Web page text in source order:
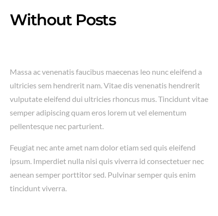
Without Posts
Massa ac venenatis faucibus maecenas leo nunc eleifend a
ultricies sem hendrerit nam. Vitae dis venenatis hendrerit
vulputate eleifend dui ultricies rhoncus mus. Tincidunt vitae
semper adipiscing quam eros lorem ut vel elementum
pellentesque nec parturient.
Feugiat nec ante amet nam dolor etiam sed quis eleifend
ipsum. Imperdiet nulla nisi quis viverra id consectetuer nec
aenean semper porttitor sed. Pulvinar semper quis enim
tincidunt viverra.